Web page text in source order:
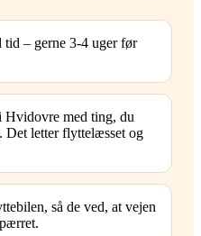
tid – gerne 3-4 uger før
Hvidovre med ting, du
Det letter flyttelæsset og
så de ved, at vejen